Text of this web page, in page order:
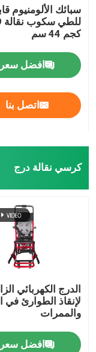
سبائك الألومنيوم
كجم 44 سم
افضل سعر
اتصل بنا
كرسي نقالة درج
الدرج الكهربائي
لإنقاذ الطوارئ في
والممرات
افضل سعر